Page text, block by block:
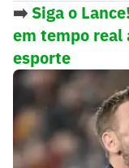
➡️ Siga o
em tempo
esporte